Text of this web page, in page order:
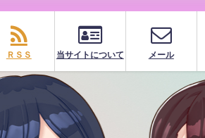
ＲＳＳ 当サイトについて メール